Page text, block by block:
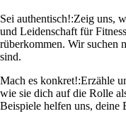
Sei authentisch!:Zeig uns,
und Leidenschaft für
rüberkommen. Wir suchen
sind.
Mach es konkret!:Erzähle
wie sie dich auf die Rolle
Beispiele helfen uns, deine